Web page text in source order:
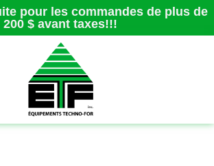
pour les commandes de plus de
200 $ avant taxes!!!